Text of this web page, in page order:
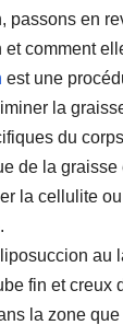
passons en
et comment
est une
la
du
de la graisse
la cellulite
liposuccion au
fin et creux
la zone